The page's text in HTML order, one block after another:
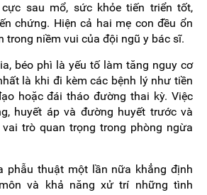
sau mổ, sức khỏe tiến triển tốt,
chứng. Hiện cả hai mẹ con đều ổn
trong niềm vui của đội ngũ y bác sĩ.
béo phì là yếu tố làm tăng nguy cơ
là khi đi kèm các bệnh lý như tiền
hoặc đái tháo đường thai kỳ. Việc
huyết áp và đường huyết trước và
trò quan trọng trong phòng ngừa
phẫu thuật một lần nữa khẳng định
và khả năng xử trí những tình